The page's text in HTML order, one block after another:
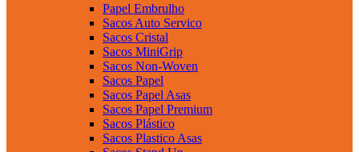
Papel Embrulho
Sacos Auto Servico
Sacos Cristal
Sacos MiniGrip
Sacos Non-Woven
Sacos Papel
Sacos Papel Asas
Sacos Papel Premium
Sacos Plástico
Sacos Plastico Asas